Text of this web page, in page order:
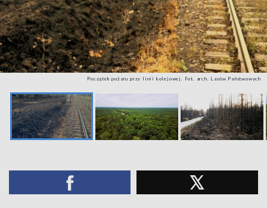
Początek pożaru przy linii kolejowej. Fot. arch. Lasów Państwowych